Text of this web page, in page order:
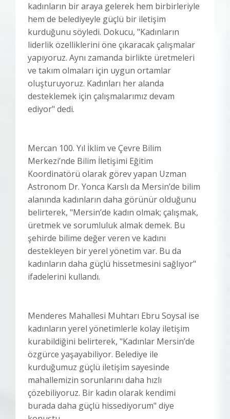
kadınların bir araya gelerek hem birbirleriyle
hem de belediyeyle güçlü bir iletişim
kurduğunu söyledi. Dokucu, "Kadınların
liderlik özelliklerini öne çıkaracak çalışmalar
yapıyoruz. Aynı zamanda birlikte üretmeleri
ve takım olmaları için uygun ortamlar
oluşturuyoruz. Kadınları her alanda
desteklemek için çalışmalarımız devam
ediyor" dedi.
Mercan 100. Yıl İklim ve Çevre Bilim
Merkezi’nde Bilim İletişimi Eğitim
Koordinatörü olarak görev yapan Uzman
Astronom Dr. Yonca Karslı da Mersin’de bilim
alanında kadınların daha görünür olduğunu
belirterek, "Mersin’de kadın olmak; çalışmak,
üretmek ve sorumluluk almak demek. Bu
şehirde bilime değer veren ve kadını
destekleyen bir yerel yönetim var. Bu da
kadınların daha güçlü hissetmesini sağlıyor"
ifadelerini kullandı.
Menderes Mahallesi Muhtarı Ebru Soysal ise
kadınların yerel yönetimlerle kolay iletişim
kurabildiğini belirterek, "Kadınlar Mersin’de
özgürce yaşayabiliyor. Belediye ile
kurduğumuz güçlü iletişim sayesinde
mahallemizin sorunlarını daha hızlı
çözebiliyoruz. Bir kadın olarak kendimi
burada daha güçlü hissediyorum" diye